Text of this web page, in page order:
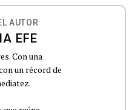
AUTOR
EFE
Con una
un récord de